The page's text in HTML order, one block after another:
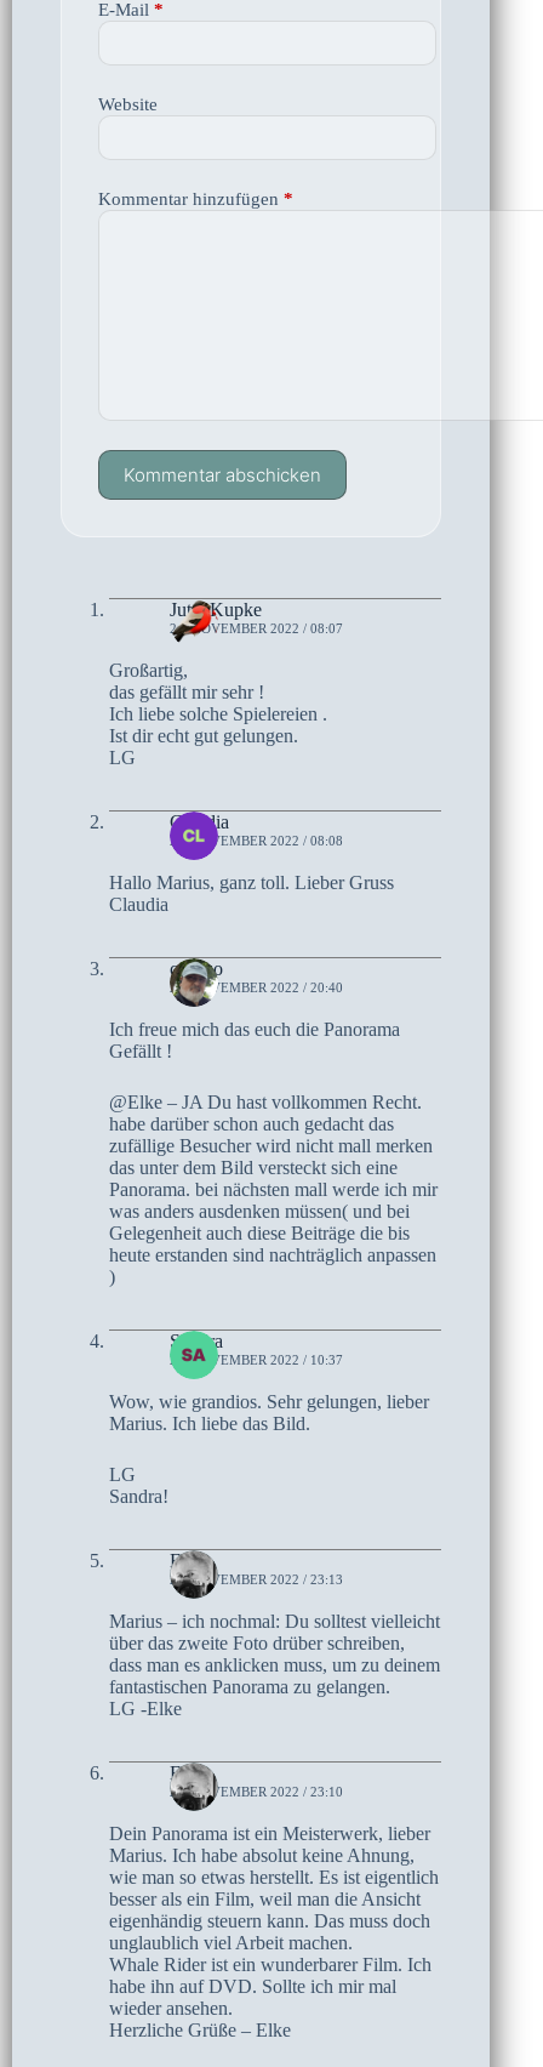
E-Mail *
Website
Kommentar hinzufügen *
Kommentar abschicken
Jutta Kupke
24. NOVEMBER 2022 / 08:07
Großartig,
das gefällt mir sehr !
Ich liebe solche Spielereien .
Ist dir echt gut gelungen.
LG
Claudia
23. NOVEMBER 2022 / 08:08
Hallo Marius, ganz toll. Lieber Gruss
Claudia
czoczo
22. NOVEMBER 2022 / 20:40
Ich freue mich das euch die Panorama
Gefällt !
@Elke – JA Du hast vollkommen Recht.
habe darüber schon auch gedacht das
zufällige Besucher wird nicht mall merken
das unter dem Bild versteckt sich eine
Panorama. bei nächsten mall werde ich mir
was anders ausdenken müssen( und bei
Gelegenheit auch diese Beiträge die bis
heute erstanden sind nachträglich anpassen
)
Sandra
22. NOVEMBER 2022 / 10:37
Wow, wie grandios. Sehr gelungen, lieber
Marius. Ich liebe das Bild.
LG
Sandra!
Elke
21. NOVEMBER 2022 / 23:13
Marius – ich nochmal: Du solltest vielleicht
über das zweite Foto drüber schreiben,
dass man es anklicken muss, um zu deinem
fantastischen Panorama zu gelangen.
LG -Elke
Elke
21. NOVEMBER 2022 / 23:10
Dein Panorama ist ein Meisterwerk, lieber
Marius. Ich habe absolut keine Ahnung,
wie man so etwas herstellt. Es ist eigentlich
besser als ein Film, weil man die Ansicht
eigenhändig steuern kann. Das muss doch
unglaublich viel Arbeit machen.
Whale Rider ist ein wunderbarer Film. Ich
habe ihn auf DVD. Sollte ich mir mal
wieder ansehen.
Herzliche Grüße – Elke